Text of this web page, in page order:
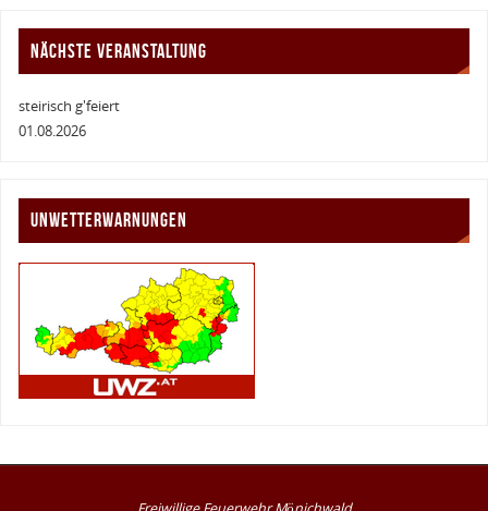
NÄCHSTE VERANSTALTUNG
steirisch g'feiert
01.08.2026
UNWETTERWARNUNGEN